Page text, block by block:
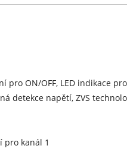
pro ON/OFF, LED indikace
detekce napětí, ZVS
pro kanál 1